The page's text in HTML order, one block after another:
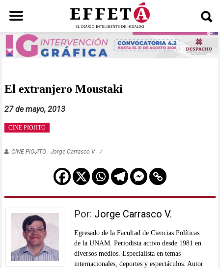
Saltar
al
contenido
El extranjero Moustaki
27 de mayo, 2013
CINE PIOJITO
CINE PIOJITO - Jorge Carrasco V
Por: Jorge Carrasco V.
Egresado de la Facultad de Ciencias Políticas
de la UNAM. Periodista activo desde 1981 en
diversos medios. Especialista en temas
internacionales, deportes y espectáculos. Autor